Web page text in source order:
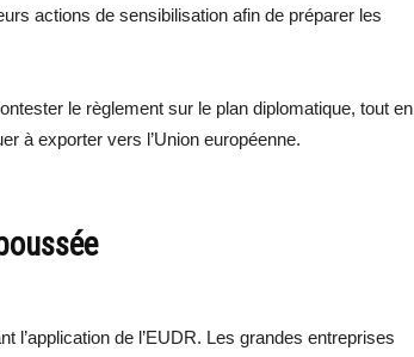
actions de sensibilisation afin de préparer les
le règlement sur le plan diplomatique, tout en
à exporter vers l’Union européenne.
l’application de l’EUDR. Les grandes entreprises